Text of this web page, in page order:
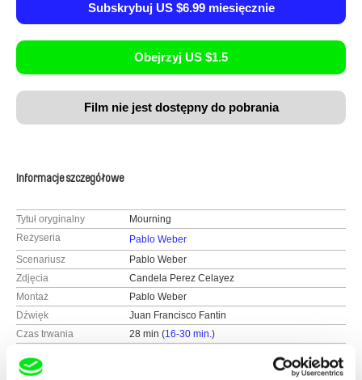
Subskrybuj US $6.99 miesięcznie
Obejrzyj US $1.5
Film nie jest dostępny do pobrania
Informacje szczegółowe
Tytuł oryginalny
Mourning
Reżyseria
Pablo Weber
Scenariusz
Pablo Weber
Zdjęcia
Candela Perez Celayez
Montaż
Pablo Weber
Dźwięk
Juan Francisco Fantin
Czas trwania
28 min (16-30 min.)
Kraj